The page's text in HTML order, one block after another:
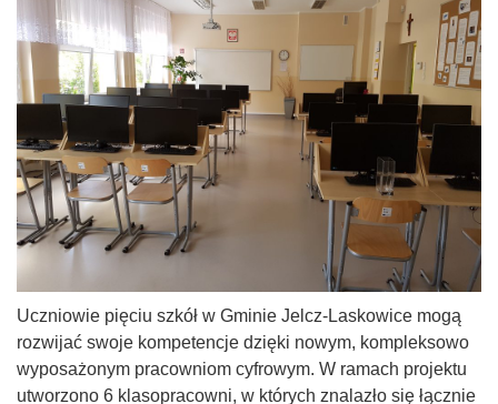
Uczniowie pięciu szkół w Gminie Jelcz-Laskowice mogą
rozwijać swoje kompetencje dzięki nowym, kompleksowo
wyposażonym pracowniom cyfrowym. W ramach projektu
utworzono 6 klasopracowni, w których znalazło się łącznie